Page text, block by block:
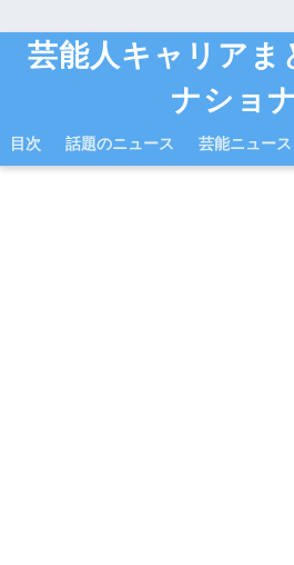
芸能人キャリア
ナショ
目次 話題のニュース 芸能ニュース